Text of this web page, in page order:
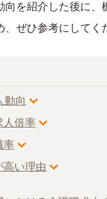
向を紹介した後に、
ぜひ参考にしてく
向
倍率
率
い理由